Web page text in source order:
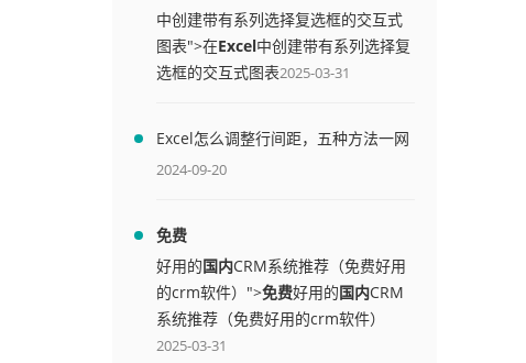
中创建带有系列选择复选框的交互式
图表">在Excel中创建带有系列选择复
选框的交互式图表2025-03-31
Excel怎么调整行间距，五种方法一网
打尽
2024-09-20
免费
好用的国内CRM系统推荐（免费好用
的crm软件）">免费好用的国内CRM
系统推荐（免费好用的crm软件）
2025-03-31